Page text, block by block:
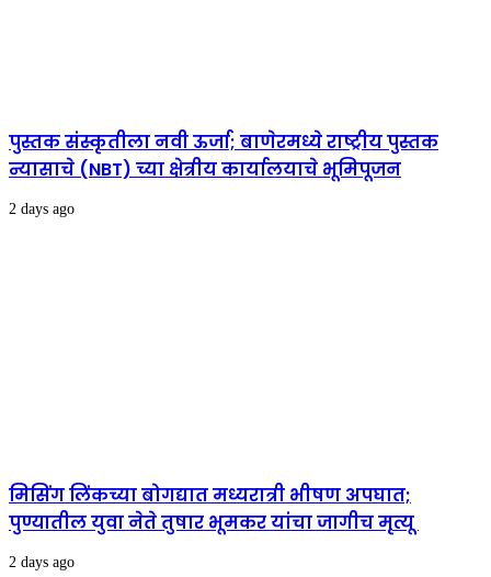
पुस्तक संस्कृतीला नवी ऊर्जा; बाणेरमध्ये राष्ट्रीय पुस्तक
न्यासाचे (NBT) च्या क्षेत्रीय कार्यालयाचे भूमिपूजन
2 days ago
मिसिंग लिंकच्या बोगद्यात मध्यरात्री भीषण अपघात;
पुण्यातील युवा नेते तुषार भूमकर यांचा जागीच मृत्यू
2 days ago